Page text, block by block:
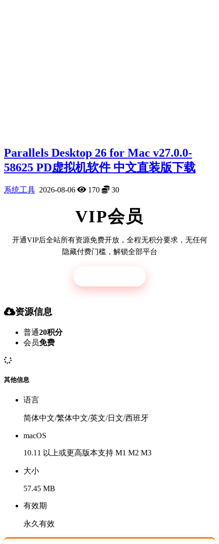
Parallels Desktop 26 for Mac v27.0.0-
58625 PD虚拟机软件 中文直装版下载
系统工具 2026-08-06 170 30
VIP会员
开通VIP后全站所有资源免费开放，全程无积分要求，无任何
隐藏付费门槛，解锁全部平台
资源信息
普通20积分
会员免费
其他信息
语言
简体中文/繁体中文/英文/日文/西班牙
macOS
10.11 以上或更高版本支持 M1 M2 M3
大小
57.45 MB
有效期
永久有效